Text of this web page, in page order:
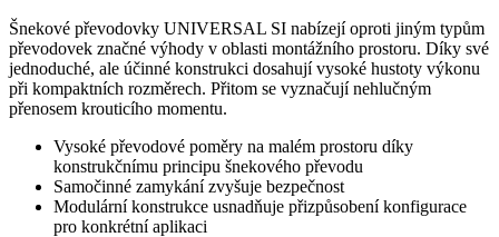
Šnekové převodovky UNIVERSAL SI nabízejí oproti jiným typům
převodovek značné výhody v oblasti montážního prostoru. Díky své
jednoduché, ale účinné konstrukci dosahují vysoké hustoty výkonu
při kompaktních rozměrech. Přitom se vyznačují nehlučným
přenosem krouticího momentu.
Vysoké převodové poměry na malém prostoru díky
konstrukčnímu principu šnekového převodu
Samočinné zamykání zvyšuje bezpečnost
Modulární konstrukce usnadňuje přizpůsobení konfigurace
pro konkrétní aplikaci